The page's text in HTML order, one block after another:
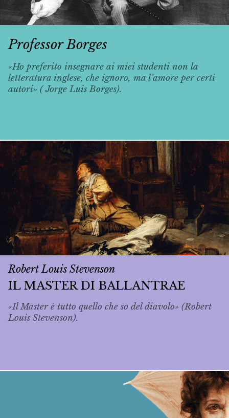
Professor Borges
«Ho preferito insegnare ai miei studenti non la
letteratura inglese, che ignoro, ma l’amore per certi
autori» ( Jorge Luis Borges).
Robert Louis Stevenson
IL MASTER DI BALLANTRAE
«Il Master è tutto quello che so del diavolo» (Robert
Louis Stevenson).